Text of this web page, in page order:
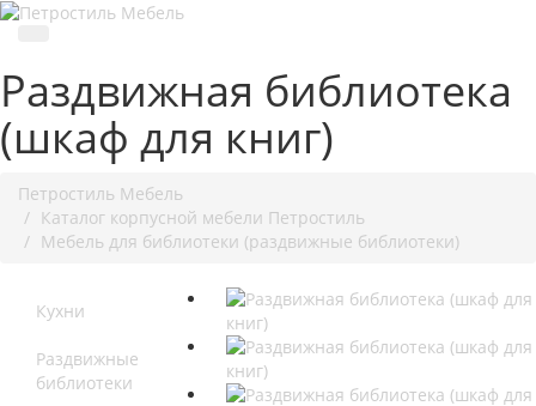
Раздвижная библиотека
(шкаф для книг)
Петростиль Мебель
Каталог корпусной мебели Петростиль
Мебель для библиотеки (раздвижные библиотеки)
Кухни
Раздвижные
библиотеки